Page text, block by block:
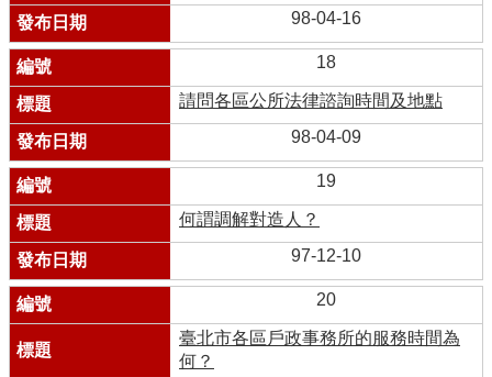
98-04-16
18
請問各區公所法律諮詢時間及地點
98-04-09
19
何謂調解對造人？
97-12-10
20
臺北市各區戶政事務所的服務時間為
何？